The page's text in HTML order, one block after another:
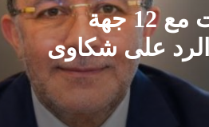
الصناعة: اتفاقيات مع 12 جهة
على شكاوى